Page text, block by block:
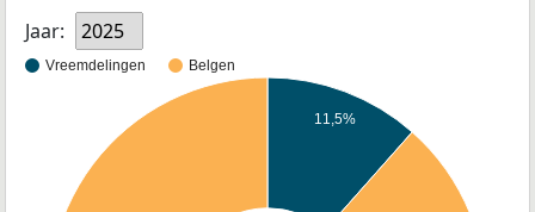
Jaar: 2025
Vreemdelingen Belgen
11,5%